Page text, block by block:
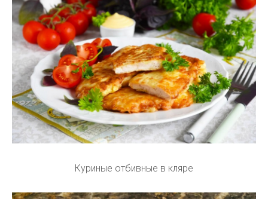
Куриные отбивные в кляре